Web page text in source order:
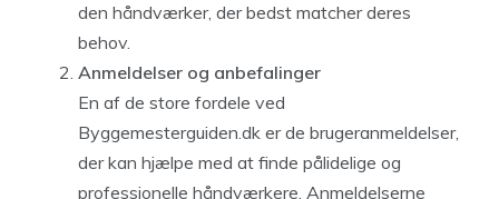
den håndværker, der bedst matcher deres
behov.
Anmeldelser og anbefalinger
En af de store fordele ved
Byggemesterguiden.dk er de brugeranmeldelser,
der kan hjælpe med at finde pålidelige og
professionelle håndværkere. Anmeldelserne